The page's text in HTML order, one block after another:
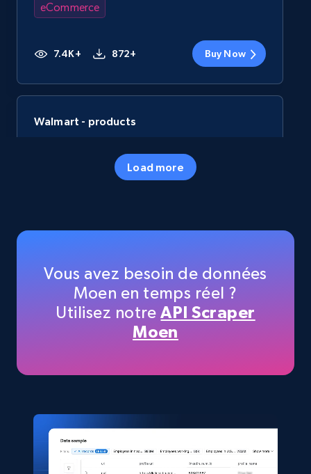
eCommerce
7.4K+ 872+ Buy Now
Walmart - products
Specifications, Image urls, Top reviews, and
URL, Title, Available, Description, Currency, Initial
5.4K+
Load more
Vous avez besoin de données
Moen en temps réel ?
Utilisez notreAPI Scraper
Moen